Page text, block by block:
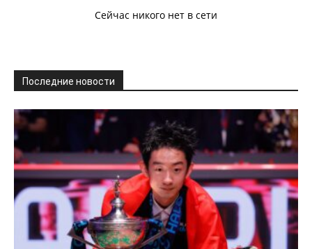
Сейчас никого нет в сети
Последние новости